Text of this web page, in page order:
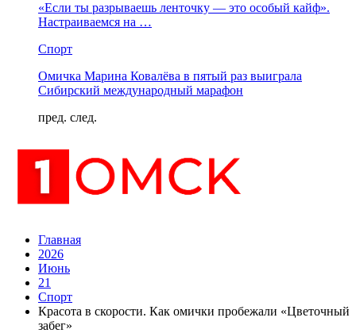
«Если ты разрываешь ленточку — это особый кайф».
Настраиваемся на …
Спорт
Омичка Марина Ковалёва в пятый раз выиграла
Сибирский международный марафон
пред. след.
Главная
2026
Июнь
21
Спорт
Красота в скорости. Как омички пробежали «Цветочный
забег»